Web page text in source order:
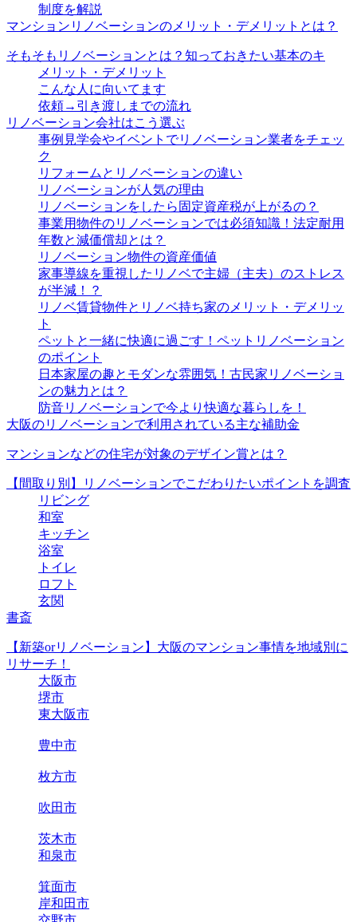
制度を解説
マンションリノベーションのメリット・デメリットとは？
そもそもリノベーションとは？知っておきたい基本のキ
メリット・デメリット
こんな人に向いてます
依頼→引き渡しまでの流れ
リノベーション会社はこう選ぶ
事例見学会やイベントでリノベーション業者をチェッ
ク
リフォームとリノベーションの違い
リノベーションが人気の理由
リノベーションをしたら固定資産税が上がるの？
事業用物件のリノベーションでは必須知識！法定耐用
年数と減価償却とは？
リノベーション物件の資産価値
家事導線を重視したリノベで主婦（主夫）のストレス
が半減！？
リノベ賃貸物件とリノベ持ち家のメリット・デメリッ
ト
ペットと一緒に快適に過ごす！ペットリノベーション
のポイント
日本家屋の趣とモダンな雰囲気！古民家リノベーショ
ンの魅力とは？
防音リノベーションで今より快適な暮らしを！
大阪のリノベーションで利用されている主な補助金
マンションなどの住宅が対象のデザイン賞とは？
【間取り別】リノベーションでこだわりたいポイントを調査
リビング
和室
キッチン
浴室
トイレ
ロフト
玄関
書斎
【新築orリノベーション】大阪のマンション事情を地域別に
リサーチ！
大阪市
堺市
東大阪市
豊中市
枚方市
吹田市
茨木市
和泉市
箕面市
岸和田市